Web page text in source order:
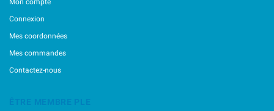
VolkiËn
Westin
Zappu
Mon compte
Connexion
Mes coordonnées
Mes commandes
Contactez-nous
ÊTRE MEMBRE PLE